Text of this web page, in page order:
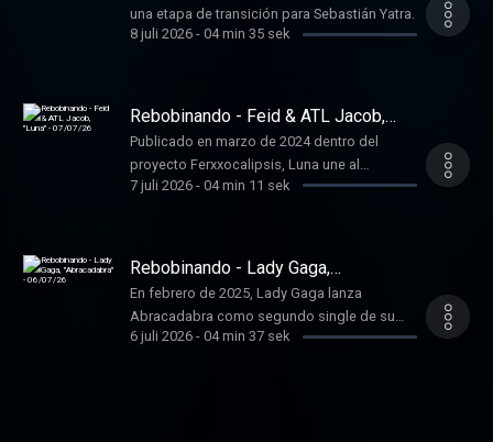
una etapa de transición para Sebastián Yatra.
8 juli 2026- 04 min 35 sek
Rebobinando - Feid & ATL Jacob,
"Luna" - 07/07/26
Publicado en marzo de 2024 dentro del
proyecto Ferxxocalipsis, Luna une al
colombiano Feid con el productor
7 juli 2026- 04 min 11 sek
Rebobinando - Lady Gaga,
"Abracadabra" - 06/07/26
En febrero de 2025, Lady Gaga lanza
Abracadabra como segundo single de su
séptimo álbum, Mayhem.
6 juli 2026- 04 min 37 sek